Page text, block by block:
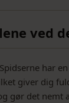
ved
Spidserne har
giver dig
gør det nemt